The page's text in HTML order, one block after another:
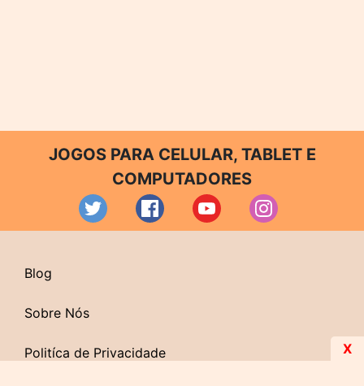
JOGOS PARA CELULAR, TABLET E
COMPUTADORES
Blog
Sobre Nós
Politíca de Privacidade X